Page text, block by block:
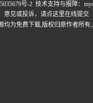
号-2 技术支持与报障：
意见或投诉， 请点这里在线提交
均为免费下载,版权归原作者所